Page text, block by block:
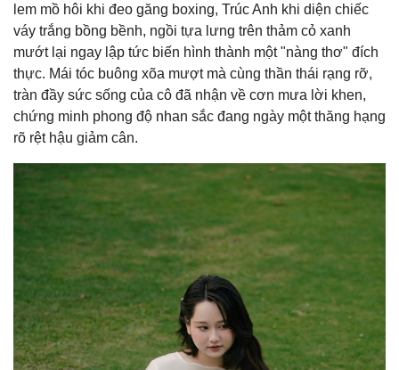
lem mồ hôi khi đeo găng boxing, Trúc Anh khi diện chiếc
váy trắng bồng bềnh, ngồi tựa lưng trên thảm cỏ xanh
mướt lại ngay lập tức biến hình thành một "nàng thơ" đích
thực. Mái tóc buông xõa mượt mà cùng thần thái rạng rỡ,
tràn đầy sức sống của cô đã nhận về cơn mưa lời khen,
chứng minh phong độ nhan sắc đang ngày một thăng hạng
rõ rệt hậu giảm cân.